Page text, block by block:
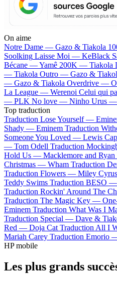
On aime
Notre Dame — Gazo & Tiakola
Soolking Laisse Moi — KeBlack
Bécane —Yamê 200K — Tiakola
— Tiakola Outro — Gazo &
— Gazo & Tiakola Overdrive —
La League — Werenoi Celui qui
— PLK No love — Ninho Urus —
Top traduction
Traduction Lose Yourself —
Shady — Eminem Traduction
Someone You Loved — Lewis
— Tom Odell Traduction
Hold Us — Macklemore and
Christmas — Wham Traduction
Traduction Flowers — Miley Cyrus
Teddy Swims Traduction BESO —
Traduction Rockin' Around The
Traduction The Magic Key —
Eminem Traduction What Was I
Traduction Special — Dave &
Red — Doja Cat Traduction All I
Mariah Carey Traduction Emorio
HP mobile
Les plus grands